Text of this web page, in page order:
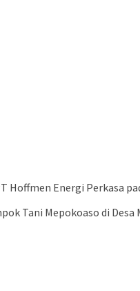
Energi Perkasa
Tani Mepokoaso di Desa